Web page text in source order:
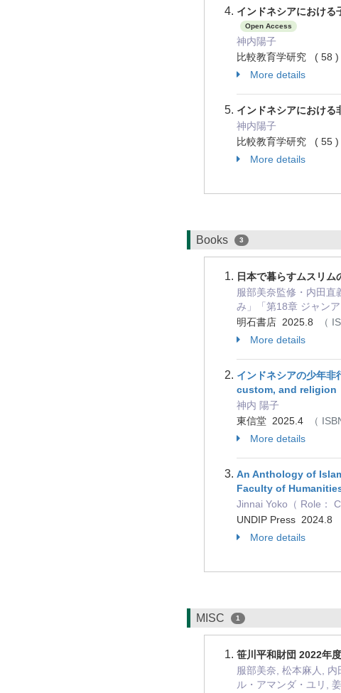
インドネシアにおける
Open Access
神内陽子
比較教育学研究 ( 58
More details
インドネシアにおける
神内陽子
比較教育学研究 ( 55
More details
Books 3
日本で暮らすムスリ
服部美奈監修・内田
み」「第18章 ジャン
明石書店 2025.8
（
More details
インドネシアの少年
custom, and religion
神内 陽子
東信堂 2025.4
（
More details
An Anthology of
Faculty of
Jinnai Yoko（ Role：
UNDIP Press 2024.8
More details
MISC 1
笹川平和財団 2022年
服部美奈, 松本麻人,
ル・アマンダ・ユリ,